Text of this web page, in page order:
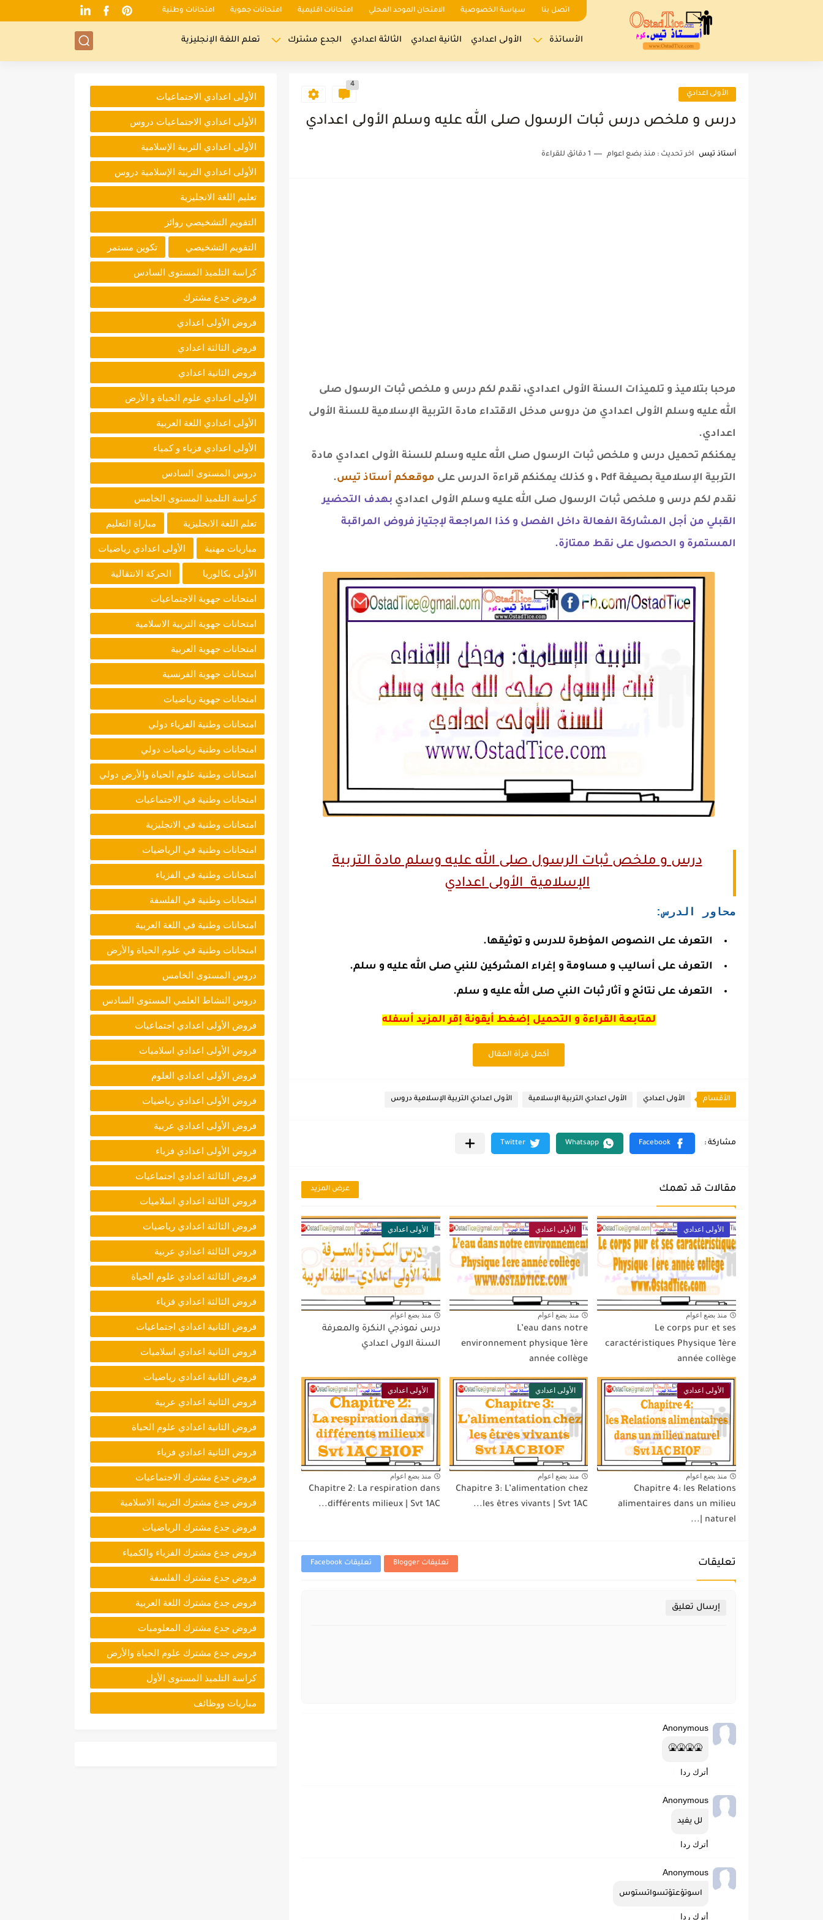
اتصل بنا سياسة الخصوصية الامتحان الموحد المحلي امتحانات اقليمية امتحانات جهوية امتحانات وطنية
الأساتذة الأولى اعدادي الثانية اعدادي الثالثة اعدادي الجدع مشترك تعلم اللغة الإنجليزية
الأولى اعدادي
4
درس و ملخص درس ثبات الرسول صلى الله عليه وسلم الأولى اعدادي
أستاذ تيس اخر تحديث : منذ بضع اعوام 1 دقائق للقراءة
مرحبا بتلاميذ و تلميذات السنة الأولى اعدادي، نقدم لكم درس و ملخص ثبات الرسول صلى
الله عليه وسلم الأولى اعدادي من دروس مدخل الاقتداء مادة التربية الإسلامية للسنة الأولى
اعدادي.
يمكنكم تحميل درس و ملخص ثبات الرسول صلى الله عليه وسلم للسنة الأولى اعدادي مادة
التربية الإسلامية بصيغة Pdf ، و كذلك يمكنكم قراءة الدرس على
موقعكم أستاذ تيس.
نقدم لكم درس و ملخص ثبات الرسول صلى الله عليه وسلم الأولى اعدادي بهدف التحضير
القبلي من أجل المشاركة الفعالة داخل الفصل و كذا المراجعة لإجتياز فروض المراقبة
المستمرة و الحصول على نقط ممتازة.
درس و ملخص ثبات الرسول صلى الله عليه وسلم مادة التربية
الإسلامية الأولى اعدادي
محاور الدرس:
التعرف على النصوص المؤطرة للدرس و توثيقها.
التعرف على أساليب و مساومة و إغراء المشركين للنبي صلى الله عليه و سلم.
التعرف على نتائج و آثار ثبات النبي صلى الله عليه و سلم.
لمتابعة القراءة و التحميل إضغط أيقونة إقر المزيد أسفله
أكمل قرأة المقال
الأقسام الأولى اعدادي الأولى اعدادي التربية الإسلامية الأولى اعدادي التربية الإسلامية دروس
مقالات قد تهمك عرض المزيد
الأولى اعدادي
منذ بضع اعوام
Le corps pur et ses
caractéristiques Physique 1ère
année collège
الأولى اعدادي
منذ بضع اعوام
L’eau dans notre
environnement physique 1ère
année collège
الأولى اعدادي
منذ بضع اعوام
درس نموذجي النكرة والمعرفة
السنة الاولى اعدادي
الأولى اعدادي
منذ بضع اعوام
Chapitre 4: les Relations
alimentaires dans un milieu
naturel |...
الأولى اعدادي
منذ بضع اعوام
Chapitre 3: L’alimentation chez
les êtres vivants | Svt 1AC...
الأولى اعدادي
منذ بضع اعوام
Chapitre 2: La respiration dans
différents milieux | Svt 1AC...
تعليقات تعليقات Blogger تعليقات Facebook
إرسال تعليق
Anonymous
🤮🤮🤮🤮
أترك ردا
Anonymous
لل يفيد
أترك ردا
Anonymous
اسوتؤعتؤتسواتستوس
أترك ردا
الأولى اعدادي الاجتماعيات
الأولى اعدادي الاجتماعيات دروس
الأولى اعدادي التربية الإسلامية
الأولى اعدادي التربية الإسلامية دروس
تعليم اللغة الانجليزية
التقويم التشخيصي روائز
التقويم التشخيصي تكوين مستمر
كراسة التلميذ المستوى السادس
فروض جدع مشترك
فروض الأولى اعدادي
فروض الثالثة اعدادي
فروض الثانية اعدادي
الأولى اعدادي علوم الحياة و الأرض
الأولى اعدادي اللغة العربية
الأولى اعدادي فزياء و كمياء
دروس المستوى السادس
كراسة التلميذ المستوى الخامس
تعلم اللغة الانجليزية مباراة التعليم
مباريات مهنية الأولى اعدادي رياضيات
الأولى بكالوريا الحركة الانتقالية
امتحانات جهوية الاجتماعيات
امتحانات جهوية التربية الاسلامية
امتحانات جهوية العربية
امتحانات جهوية الفرنسية
امتحانات جهوية رياضيات
امتحانات وطنية الفزياء دولي
امتحانات وطنية رياضيات دولي
امتحانات وطنية علوم الحياة والأرض دولي
امتحانات وطنية في الاجتماعيات
امتحانات وطنية في الانجليزية
امتحانات وطنية في الرياضيات
امتحانات وطنية في الفزياء
امتحانات وطنية في الفلسفة
امتحانات وطنية في اللغة العربية
امتحانات وطنية في علوم الحياة والأرض
دروس المستوى الخامس
دروس النشاط العلمي المستوى السادس
فروض الأولى اعدادي اجتماعيات
فروض الأولى اعدادي اسلاميات
فروض الأولى اعدادي العلوم
فروض الأولى اعدادي رياضيات
فروض الأولى اعدادي عربية
فروض الأولى اعدادي فزياء
فروض الثالثة اعدادي اجتماعيات
فروض الثالثة اعدادي اسلاميات
فروض الثالثة اعدادي رياضيات
فروض الثالثة اعدادي عربية
فروض الثالثة اعدادي علوم الحياة
فروض الثالثة اعدادي فزياء
فروض الثانية اعدادي اجتماعيات
فروض الثانية اعدادي اسلاميات
فروض الثانية اعدادي رياضيات
فروض الثانية اعدادي عربية
فروض الثانية اعدادي علوم الحياة
فروض الثانية اعدادي فزياء
فروض جدع مشترك الاجتماعيات
فروض جدع مشترك التربية الاسلامية
فروض جدع مشترك الرياضيات
فروض جدع مشترك الفزياء والكمياء
فروض جدع مشترك الفلسفة
فروض جدع مشترك اللغة العربية
فروض جدع مشترك المعلوميات
فروض جدع مشترك علوم الحياة والأرض
كراسة التلميذ المستوى الأول
مباريات ووظائف